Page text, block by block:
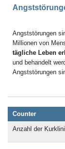
Angststörungen
Millionen von
tägliche Leben
und behandelt
Angststörungen
Counter
Anzahl der